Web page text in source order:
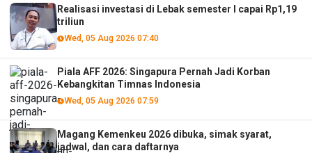
Realisasi investasi di Lebak semester I capai Rp1,19
triliun
Wed, 05 Aug 2026 07:40
Piala AFF 2026: Singapura Pernah Jadi Korban
Kebangkitan Timnas Indonesia
Wed, 05 Aug 2026 07:59
Magang Kemenkeu 2026 dibuka, simak syarat,
jadwal, dan cara daftarnya